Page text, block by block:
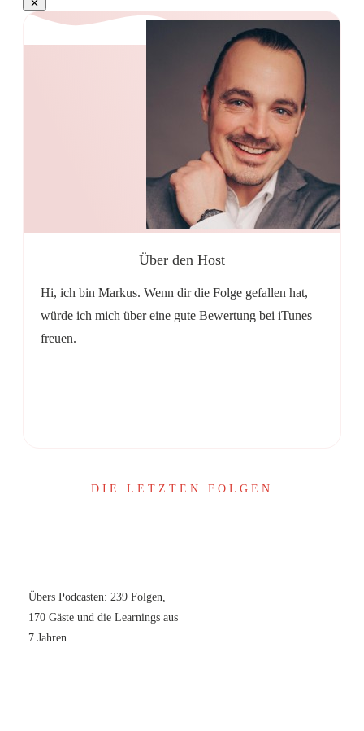
Über den Host
Hi, ich bin Markus. Wenn dir die Folge gefallen hat,
würde ich mich über eine gute Bewertung bei iTunes
freuen.
DIE LETZTEN FOLGEN
Übers Podcasten: 239 Folgen,
170 Gäste und die Learnings aus
7 Jahren